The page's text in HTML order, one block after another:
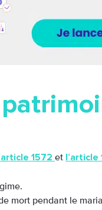
1572 et
mort pendant le